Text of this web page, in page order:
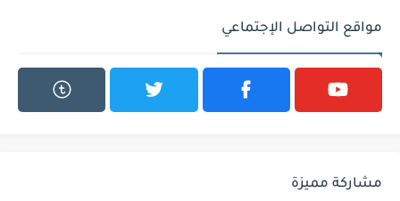
مواقع التواصل الإجتماعي
مشاركة مميزة